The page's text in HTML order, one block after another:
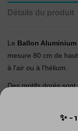
Détails du produit
Le Ballon
mesure 80 cm de
à l'air ou à l'hélium.
Des motifs dorés
✨